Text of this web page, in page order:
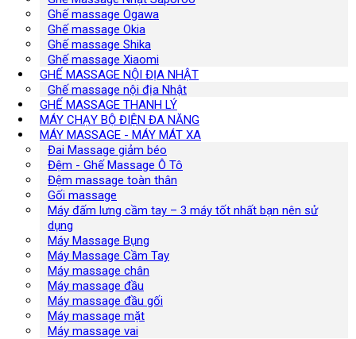
Ghế massage Ogawa
Ghế massage Okia
Ghế massage Shika
Ghế massage Xiaomi
GHẾ MASSAGE NỘI ĐỊA NHẬT
Ghế massage nội địa Nhật
GHẾ MASSAGE THANH LÝ
MÁY CHẠY BỘ ĐIỆN ĐA NĂNG
MÁY MASSAGE - MÁY MÁT XA
Đai Massage giảm béo
Đệm - Ghế Massage Ô Tô
Đệm massage toàn thân
Gối massage
Máy đấm lưng cầm tay – 3 máy tốt nhất bạn nên sử
dụng
Máy Massage Bụng
Máy Massage Cầm Tay
Máy massage chân
Máy massage đầu
Máy massage đầu gối
Máy massage mặt
Máy massage vai